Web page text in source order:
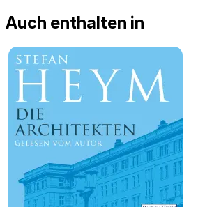
Auch enthalten in